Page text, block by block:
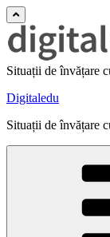
Situații de învățare
Digitaledu
Situații de învățare